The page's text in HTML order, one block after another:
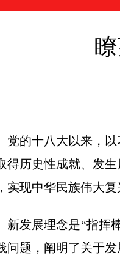
党的十八大以来，
得历史性成就、发
实现中华民族伟大
新发展理念是“指挥
问题，阐明了关于